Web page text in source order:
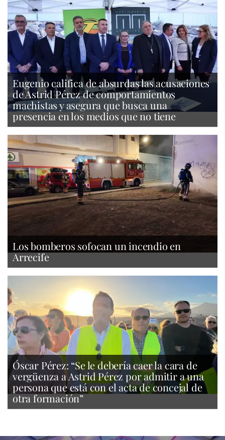
Eugenio califica de absurdas las acusaciones
de Astrid Pérez de comportamientos
machistas y asegura que busca una
presencia en los medios que no tiene
Los bomberos sofocan un incendio en
Arrecife
Óscar Pérez: “Se le debería caer la cara de
vergüenza a Astrid Pérez por admitir a una
persona que está con el acta de concejal de
otra formación”